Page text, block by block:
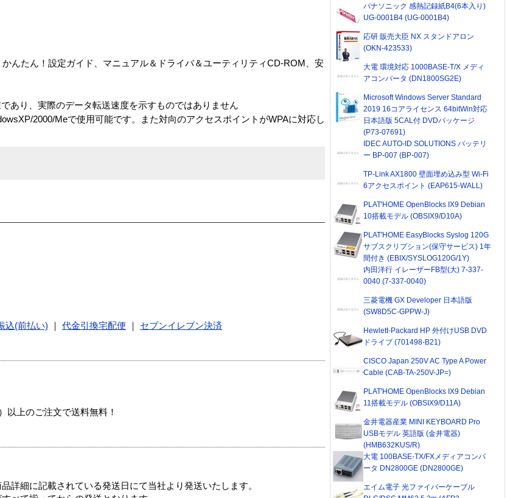
んたん！設定ガイド、マニュアル＆ドライバ＆ユーティリティCD-ROM、安
あり、実際のデータ転送速度を示すものではありません
2000/Meで使用可能です。また対向のアクセスポイントがWPAに対応し
込(前払い) 代金引換宅配便
セブンイレブン決済
以上のご注文で送料無料！
詳細に記載されている発送日にて当社より発送いたします。
パナソニック 感熱記録紙B4(6本入り)
UG-0001B4 (UG-0001B4)
応研 販売大臣 NX スタンドアロン
(OKN-423533)
大電 環境対応 1000BASE-T/X メディ
アコンバータ (DN1800SG2E)
Microsoft Windows Server Standard
2019 16コアライセンス 64bitWin対応
日本語版 5CAL付 DVDパッケージ
(P73-07691)
IDEC AUTO-ID SOLUTIONS バッテリ
ー BP-007 (BP-007)
TP-Link AX1800 壁面埋め込み型 Wi-Fi
6アクセスポイント (EAP615-WALL)
PLAT'HOME OpenBlocks IX9 Debian
10搭載モデル (OBSIX9/D10A)
PLAT'HOME EasyBlocks Syslog 120G
サブスクリプション(保守サービス) 1年
間付き (EBIX/SYSLOG120G/1Y)
内田洋行 イレーザーFB型(大) 7-337-
0040 (7-337-0040)
三菱電機 GX Developer 日本語版
(SW8D5C-GPPW-J)
Hewlett-Packard HP 外付けUSB DVD
ドライブ (701498-B21)
CISCO Japan 250V AC Type A Power
Cable (CAB-TA-250V-JP=)
PLAT'HOME OpenBlocks IX9 Debian
11搭載モデル (OBSIX9/D11A)
金井電器産業 MINI KEYBOARD Pro
USBモデル 英語版 (金井電器)
(HMB632KUS/R)
大電 100BASE-TX/FXメディアコンバ
ータ DN2800GE (DN2800GE)
エイム電子 光ファイバーケーブル